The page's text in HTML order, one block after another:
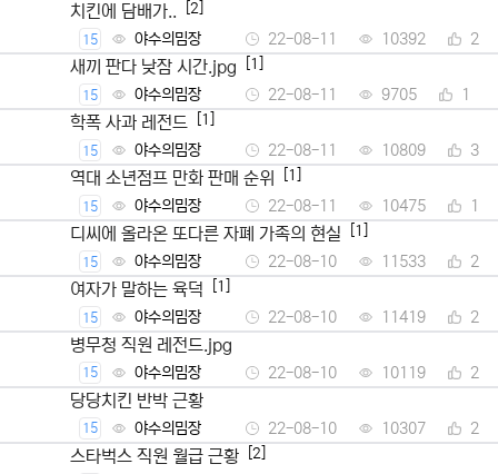
치킨에 담배가.. [2]
15 야수의밈장 22-08-11 10392 2
새끼 판다 낮잠 시간.jpg [1]
15 야수의밈장 22-08-11 9705 1
학폭 사과 레전드 [1]
15 야수의밈장 22-08-11 10809 3
역대 소년점프 만화 판매 순위 [1]
15 야수의밈장 22-08-11 10475 1
디씨에 올라온 또다른 자폐 가족의 현실 [1]
15 야수의밈장 22-08-10 11533 2
여자가 말하는 육덕 [1]
15 야수의밈장 22-08-10 11419 2
병무청 직원 레전드.jpg
15 야수의밈장 22-08-10 10119 2
당당치킨 반박 근황
15 야수의밈장 22-08-10 10307 2
스타벅스 직원 월급 근황 [2]